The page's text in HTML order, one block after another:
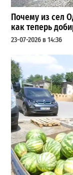
Почему из сел
как теперь
23-07-2026 в 14:36